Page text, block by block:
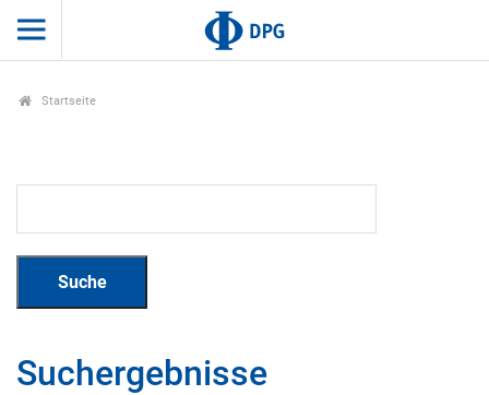
Startseite
Suchergebnisse